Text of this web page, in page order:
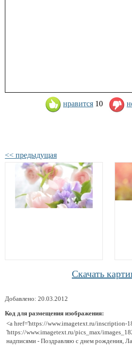
нравится 10
<< предыдущая
Скачать
Добавлено: 20.03.2012
Код для размещения изображения:
<a href='https://www.imagetext.ru/inscription-
'https://www.imagetext.ru/pics_max/
надписями - Поздравляю с днем рождения,